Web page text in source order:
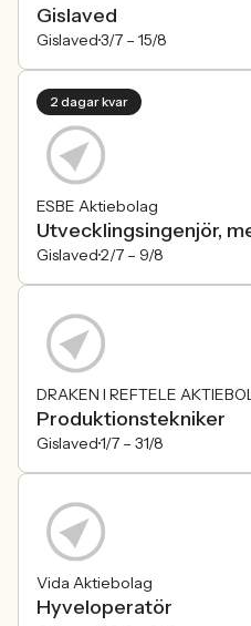
Gislaved
Gislaved3/7 – 15/8
2 dagar kvar
ESBE Aktiebolag
Utvecklingsingenjör,
Gislaved2/7 – 9/8
DRAKEN I REFTELE
Produktionstekniker
Gislaved1/7 – 31/8
Vida Aktiebolag
Hyveloperatör